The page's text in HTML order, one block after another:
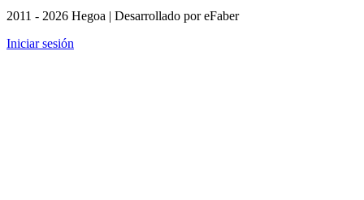
2011 - 2026 Hegoa | Desarrollado por eFaber
Iniciar sesión